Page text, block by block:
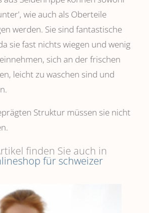
wie auch als Oberteile
werden. Sie sind fantastische
sie fast nichts wiegen und wenig
sich an der frischen
leicht zu waschen sind und
Struktur müssen sie nicht
finden Sie auch in
für schweizer